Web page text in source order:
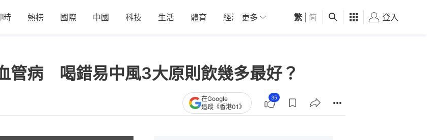
時 熱榜 國際 中國 科技 生活 體育 經濟 01深圳 觀點 健康 好食玩飛
更多 繁 简 登入
管病 喝錯易中風3大原則飲幾多最好？
在Google
追蹤《香港01》
35